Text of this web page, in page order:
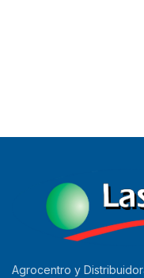
Agrocentro y